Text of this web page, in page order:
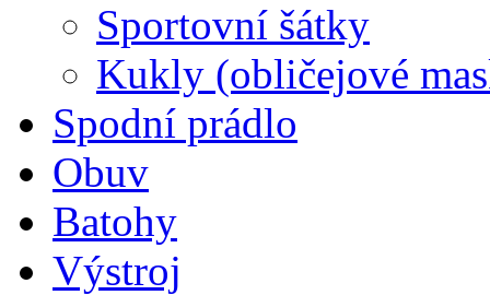
Sportovní šátky
Kukly (obličejové
Spodní prádlo
Obuv
Batohy
Výstroj